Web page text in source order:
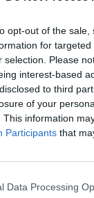
opt-out of the
for
selection. Please
interest-based
to third
of your
This information
Participants that
Data Processing
autók is karbon-
EV-vel
elejét tekintve
alatta pedig
elektromos
tippek vannak,
Ez
épültek